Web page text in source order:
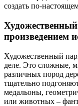
создать по-
произведением
Художественный
деле. Это сложные,
различных пород
тщательно
медальоны,
или животных –